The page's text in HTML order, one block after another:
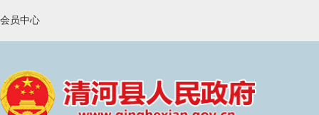
会员中心